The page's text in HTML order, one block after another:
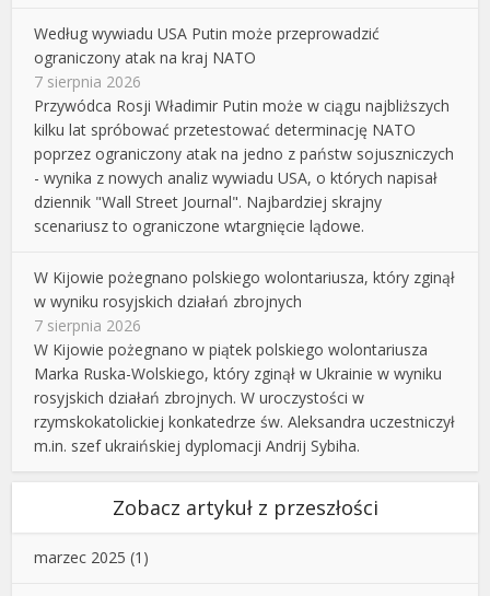
Według wywiadu USA Putin może przeprowadzić
ograniczony atak na kraj NATO
7 sierpnia 2026
Przywódca Rosji Władimir Putin może w ciągu najbliższych
kilku lat spróbować przetestować determinację NATO
poprzez ograniczony atak na jedno z państw sojuszniczych
- wynika z nowych analiz wywiadu USA, o których napisał
dziennik "Wall Street Journal". Najbardziej skrajny
scenariusz to ograniczone wtargnięcie lądowe.
W Kijowie pożegnano polskiego wolontariusza, który zginął
w wyniku rosyjskich działań zbrojnych
7 sierpnia 2026
W Kijowie pożegnano w piątek polskiego wolontariusza
Marka Ruska-Wolskiego, który zginął w Ukrainie w wyniku
rosyjskich działań zbrojnych. W uroczystości w
rzymskokatolickiej konkatedrze św. Aleksandra uczestniczył
m.in. szef ukraińskiej dyplomacji Andrij Sybiha.
Zobacz artykuł z przeszłości
marzec 2025 (1)